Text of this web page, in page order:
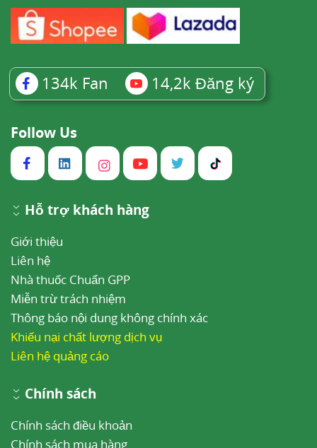
134k Fan 14,2k Đăng ký
Follow Us
Hỗ trợ khách hàng
Giới thiệu
Liên hệ
Nhà thuốc Chuẩn GPP
Miễn trừ trách nhiệm
Thông báo nội dung không chính xác
Khiếu nại chất lượng dịch vụ
Liên hệ quảng cáo
Chính sách
Chính sách điều khoản
Chính sách mua hàng